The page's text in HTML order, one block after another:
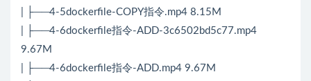
| ├──4-5dockerfile-COPY指令.mp4 8.15M
| ├──4-6dockerfile指令-ADD-3c6502bd5c77.mp4
9.67M
| ├──4-6dockerfile指令-ADD.mp4 9.67M